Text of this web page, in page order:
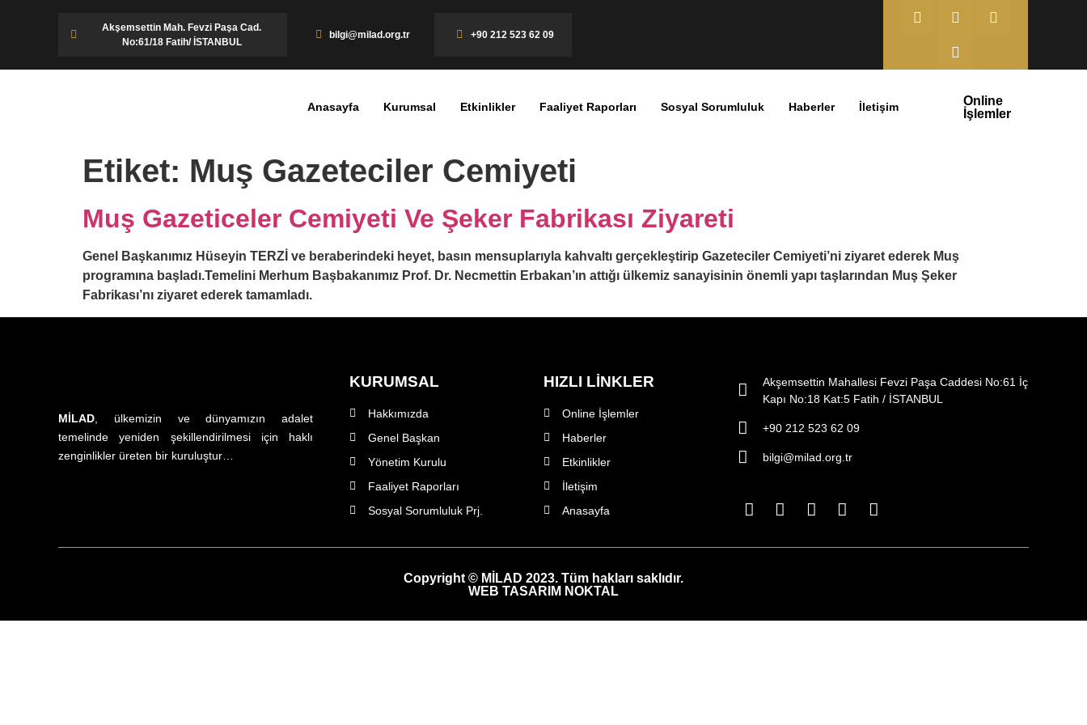
Akşemsettin Mah. Fevzi Paşa Cad.
No:61/18 Fatih/ İSTANBUL
bilgi@milad.org.tr +90 212 523 62 09
Anasayfa Kurumsal Etkinlikler Faaliyet Raporları Sosyal Sorumluluk Haberler İletişim
Online
İşlemler
Etiket: Muş Gazeteciler Cemiyeti
Muş Gazeticeler Cemiyeti Ve Şeker Fabrikası Ziyareti
Genel Başkanımız Hüseyin TERZİ ve beraberindeki heyet, basın mensuplarıyla kahvaltı gerçekleştirip Gazeteciler Cemiyeti’ni ziyaret ederek Muş
programına başladı.Temelini Merhum Başbakanımız Prof. Dr. Necmettin Erbakan’ın attığı ülkemiz sanayisinin önemli yapı taşlarından Muş Şeker
Fabrikası’nı ziyaret ederek tamamladı.
MİLAD , ülkemizin ve dünyamızın adalet
temelinde yeniden şekillendirilmesi için haklı
zenginlikler üreten bir kuruluştur…
KURUMSAL
Hakkımızda
Genel Başkan
Yönetim Kurulu
Faaliyet Raporları
Sosyal Sorumluluk Prj.
HIZLI LİNKLER
Online İşlemler
Haberler
Etkinlikler
İletişim
Anasayfa
Akşemsettin Mahallesi Fevzi Paşa Caddesi No:61 İç
Kapı No:18 Kat:5 Fatih / İSTANBUL
+90 212 523 62 09
bilgi@milad.org.tr
Copyright © MİLAD 2023. Tüm hakları saklıdır.
WEB TASARIM NOKTAL